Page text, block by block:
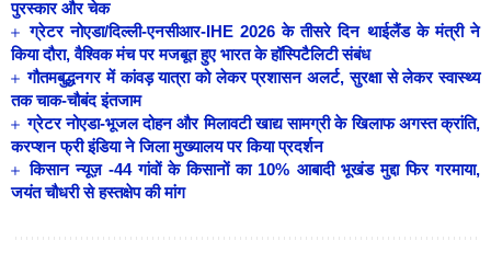
पुरस्कार और चेक
ग्रेटर नोएडा/दिल्ली-एनसीआर-IHE 2026 के तीसरे दिन थाईलैंड के मंत्री ने
किया दौरा, वैश्विक मंच पर मजबूत हुए भारत के हॉस्पिटैलिटी संबंध
गौतमबुद्धनगर में कांवड़ यात्रा को लेकर प्रशासन अलर्ट, सुरक्षा से लेकर स्वास्थ्य
तक चाक-चौबंद इंतजाम
ग्रेटर नोएडा-भूजल दोहन और मिलावटी खाद्य सामग्री के खिलाफ अगस्त क्रांति,
करप्शन फ्री इंडिया ने जिला मुख्यालय पर किया प्रदर्शन
किसान न्यूज़ -44 गांवों के किसानों का 10% आबादी भूखंड मुद्दा फिर गरमाया,
जयंत चौधरी से हस्तक्षेप की मांग